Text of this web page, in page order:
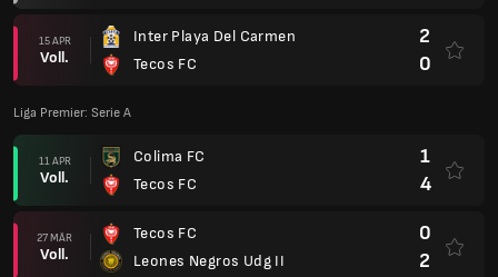
15 APR
Voll.
Inter Playa Del Carmen
Tecos FC
2
0
Liga Premier: Serie A
11 APR
Voll.
Colima FC
Tecos FC
1
4
27 MÄR
Voll.
Tecos FC
Leones Negros Udg II
0
2